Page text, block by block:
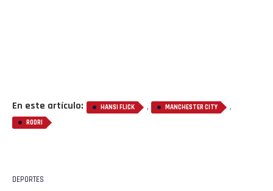
En este artículo: HANSI FLICK , MANCHESTER CITY ,
RODRI
DEPORTES